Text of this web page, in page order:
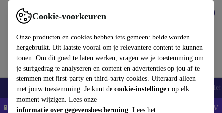
Cookie-voorkeuren
Onze producten en cookies hebben iets gemeen: beide worden
hergebruikt. Dit laatste vooral om je relevantere content te kunnen
tonen. Om dit goed te laten werken, vragen we je toestemming om
je surfgedrag te analyseren en content en advertenties op jou af te
stemmen met first-party en third-party cookies. Uiteraard alleen
met jouw toestemming. Je kunt de cookie-instellingen op elk
moment wijzigen. Lees onze
informatie over gegevensbescherming. Lees het
Gebruik refurbed snel en eenvoudig
Smartphones Laptops Tablets Smartwatches Accessoires
📱5% EXTRA korting op alle iPhones – Code: IPHONEDEAL - AV